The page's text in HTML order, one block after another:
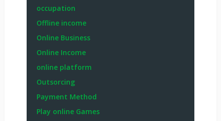
occupation
Offline income
Online Business
Online Income
online platform
Outsorcing
Payment Method
Play online Games